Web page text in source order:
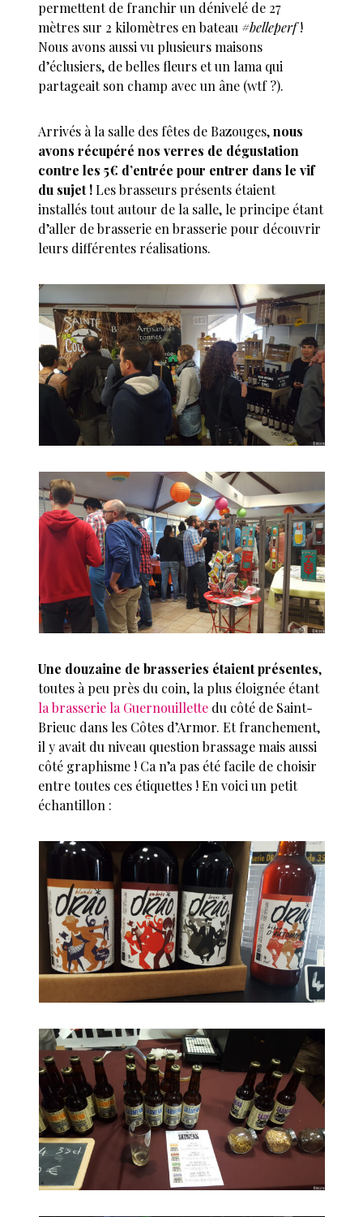
permettent de franchir un dénivelé de 27
mètres sur 2 kilomètres en bateau#belleperf!
Nous avons aussi vu plusieurs maisons
d’éclusiers, de belles fleurs et un lama qui
partageait son champ avec un âne (wtf ?).
Arrivés à la salle des fêtes de Bazouges,nous
avons récupéré nos verres de dégustation
contre les 5€ d’entrée pour entrer dans le vif
du sujet !Les brasseurs présents étaient
installés tout autour de la salle, le principe étant
d’aller de brasserie en brasserie pour découvrir
leurs différentes réalisations.
Une douzaine de brasseries étaient présentes,
toutes à peu près du coin, la plus éloignée étant
la brasserie la Guernouillette du côté de Saint-
Brieuc dans les Côtes d’Armor. Et franchement,
il y avait du niveau question brassage mais aussi
côté graphisme ! Ca n’a pas été facile de choisir
entre toutes ces étiquettes ! En voici un petit
échantillon :